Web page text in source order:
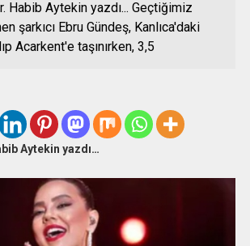
Habib Aytekin yazdı... Geçtiğimiz
şarkıcı Ebru Gündeş, Kanlıca'daki
Acarkent'e taşınırken, 3,5
Aytekin yazdı…